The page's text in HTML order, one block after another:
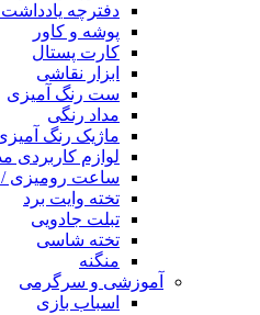
دفترچه یادداشت فانتزی
پوشه و کاور
کارت پستال
ابزار نقاشی
ست رنگ آمیزی
مداد رنگی
ماژیک رنگ آمیزی
لوازم کاربردی مدرسه
ساعت رومیزی / ساعت مچی
تخته وایت برد
تبلت جادویی
تخته شاسی
آموزشی و سرگرمی
اسباب بازی